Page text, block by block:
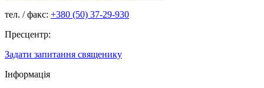
тел. / факс: +380 (50) 37-29-930
Пресцентр:
Задати запитання священику
Інформація